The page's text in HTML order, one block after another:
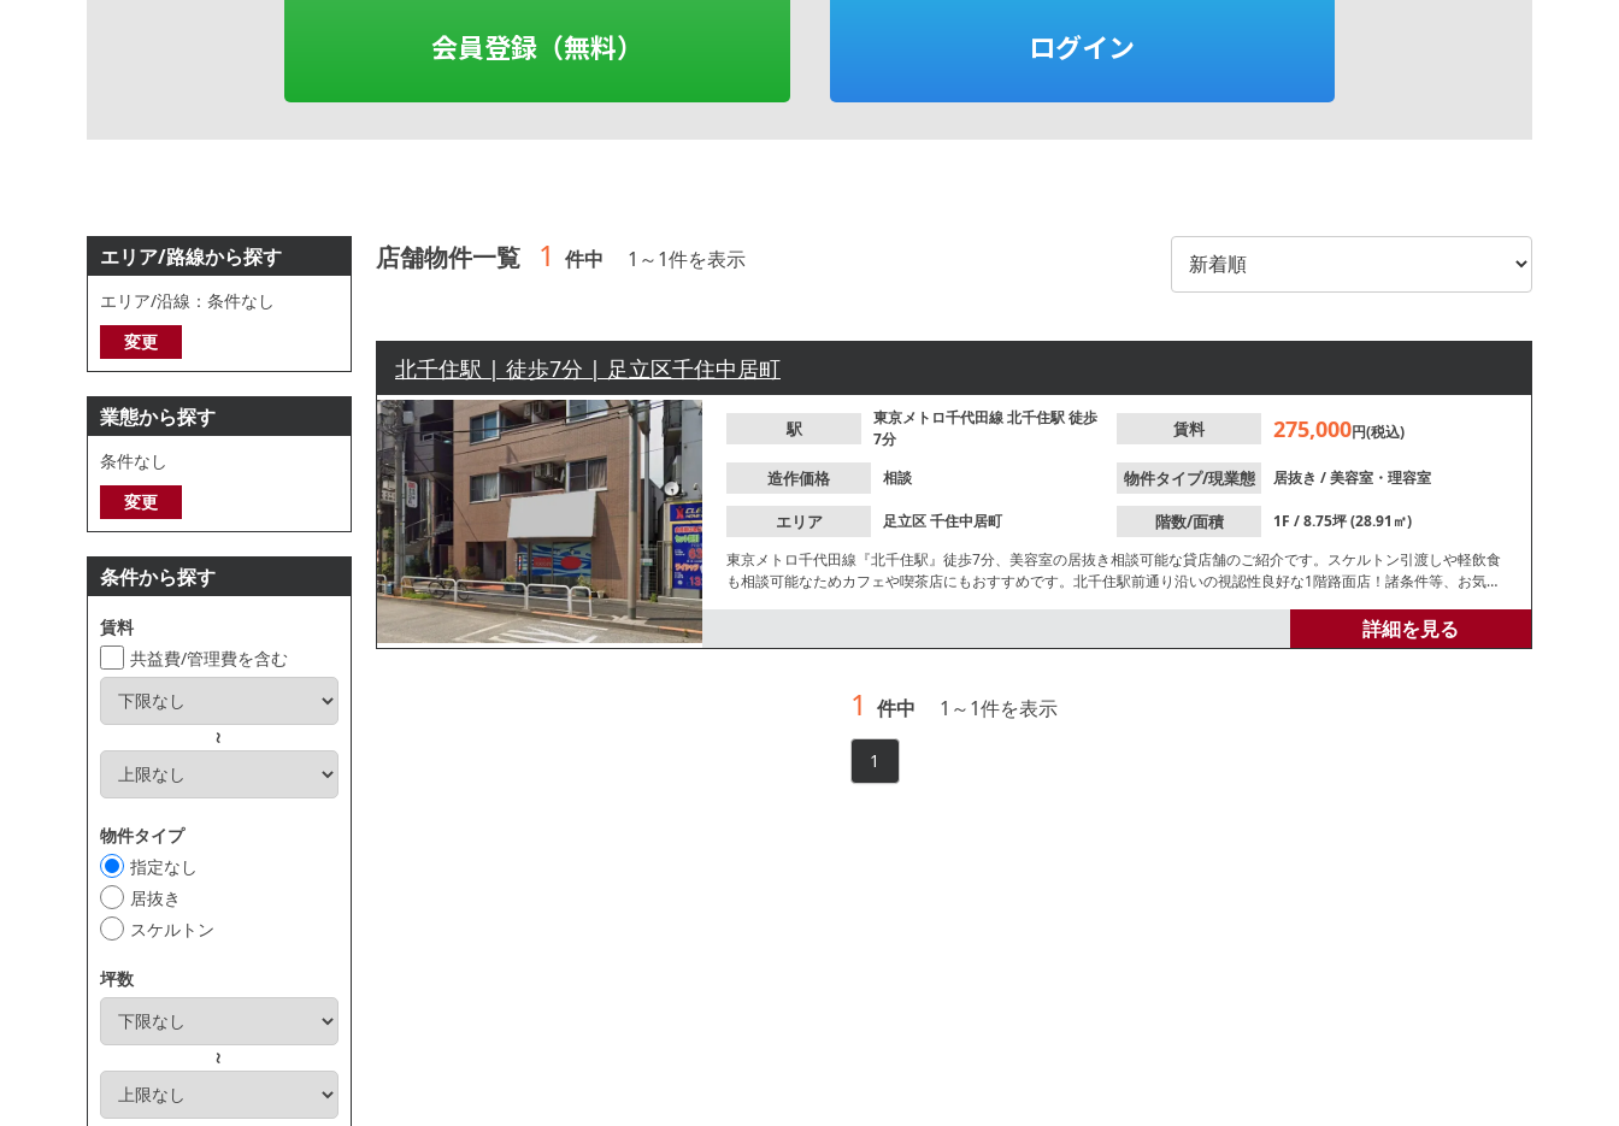
会員登録（無料） ログイン
エリア/路線から探す
エリア/沿線：条件なし
変更
業態から探す
条件なし
変更
条件から探す
賃料
共益費/管理費を含む
～
物件タイプ
指定なし
居抜き
スケルトン
坪数
～
店舗物件一覧 1 件中 1 ～1件を表示
北千住駅 | 徒歩7分 | 足立区千住中居町
駅
東京メトロ千代田線北千住駅徒歩
7分
賃料 275,000円(税込)
造作価格 相談 物件タイプ/現業態 居抜き /美容室・理容室
エリア 足立区千住中居町 階数/面積
1F / 8.75坪 (28.91㎡)
東京メトロ千代田線『北千住駅』徒歩7分、美容室の居抜き相談可能な貸店舗のご紹介です。スケルトン引渡しや軽飲食
も相談可能なためカフェや喫茶店にもおすすめです。北千住駅前通り沿いの視認性良好な1階路面店！諸条件等、お気軽
詳細を見る
1 件中 1 ～1件を表示
1